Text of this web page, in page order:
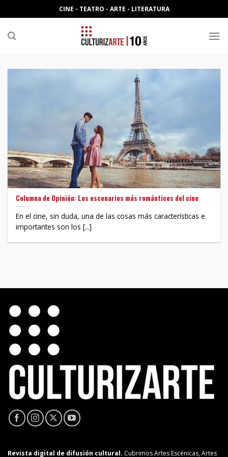
to
content
CINE - TEATRO - ARTE - LITERATURA
Columna de Opinión: Los escenarios más románticos del cine
En el cine, sin duda, una de las cosas más características e
importantes son los [...]
Revista digital de difusión cultural. Cubrimos Artes Escénicas, Artes